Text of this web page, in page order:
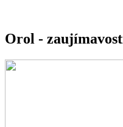
Orol -